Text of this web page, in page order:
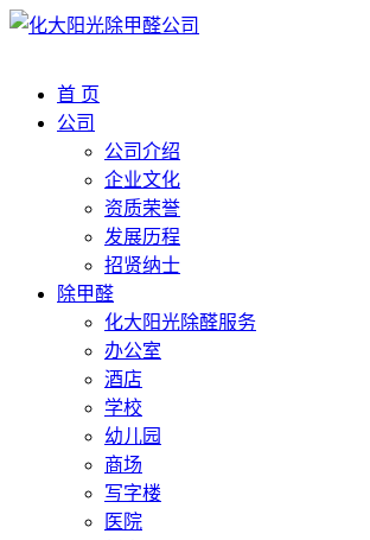
首 页
公司
公司介绍
企业文化
资质荣誉
发展历程
招贤纳士
除甲醛
化大阳光除醛服务
办公室
酒店
学校
幼儿园
商场
写字楼
医院